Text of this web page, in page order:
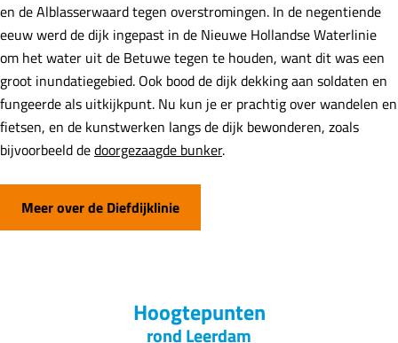
en de Alblasserwaard tegen overstromingen. In de negentiende
eeuw werd de dijk ingepast in de Nieuwe Hollandse Waterlinie
om het water uit de Betuwe tegen te houden, want dit was een
groot inundatiegebied. Ook bood de dijk dekking aan soldaten en
fungeerde als uitkijkpunt. Nu kun je er prachtig over wandelen en
fietsen, en de kunstwerken langs de dijk bewonderen, zoals
bijvoorbeeld dedoorgezaagde bunker.
Meer over de Diefdijklinie
Hoogtepunten
rond Leerdam